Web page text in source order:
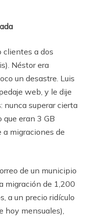
clientes a dos
Néstor era
un desastre. Luis
web, y le dije
nunca superar cierta
eran 3 GB
migraciones de
de un municipio
migración de 1,200
a un precio ridículo
mensuales),